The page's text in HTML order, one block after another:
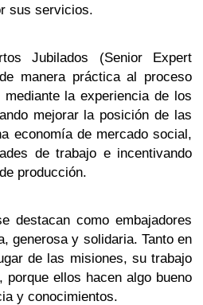
sus servicios.
Jubilados (Senior Expert
manera práctica al proceso
la experiencia de los
mejorar la posición de las
economía de mercado social,
de trabajo e incentivando
producción.
destacan como embajadores
generosa y solidaria. Tanto en
de las misiones, su trabajo
porque ellos hacen algo bueno
y conocimientos.